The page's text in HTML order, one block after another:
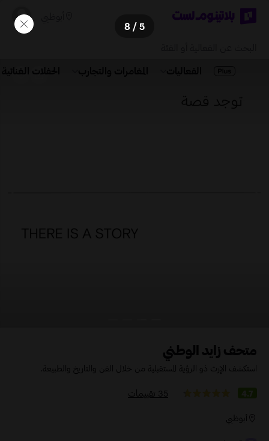
الحفلات الغنائية
متحف زايد الوطني
استكشف الإرث ذو الرؤية المستقبلية من خلال الفن والتاريخ والطبيعة.
4.7 35 تقييمات
أبوظبي
5
/ 8